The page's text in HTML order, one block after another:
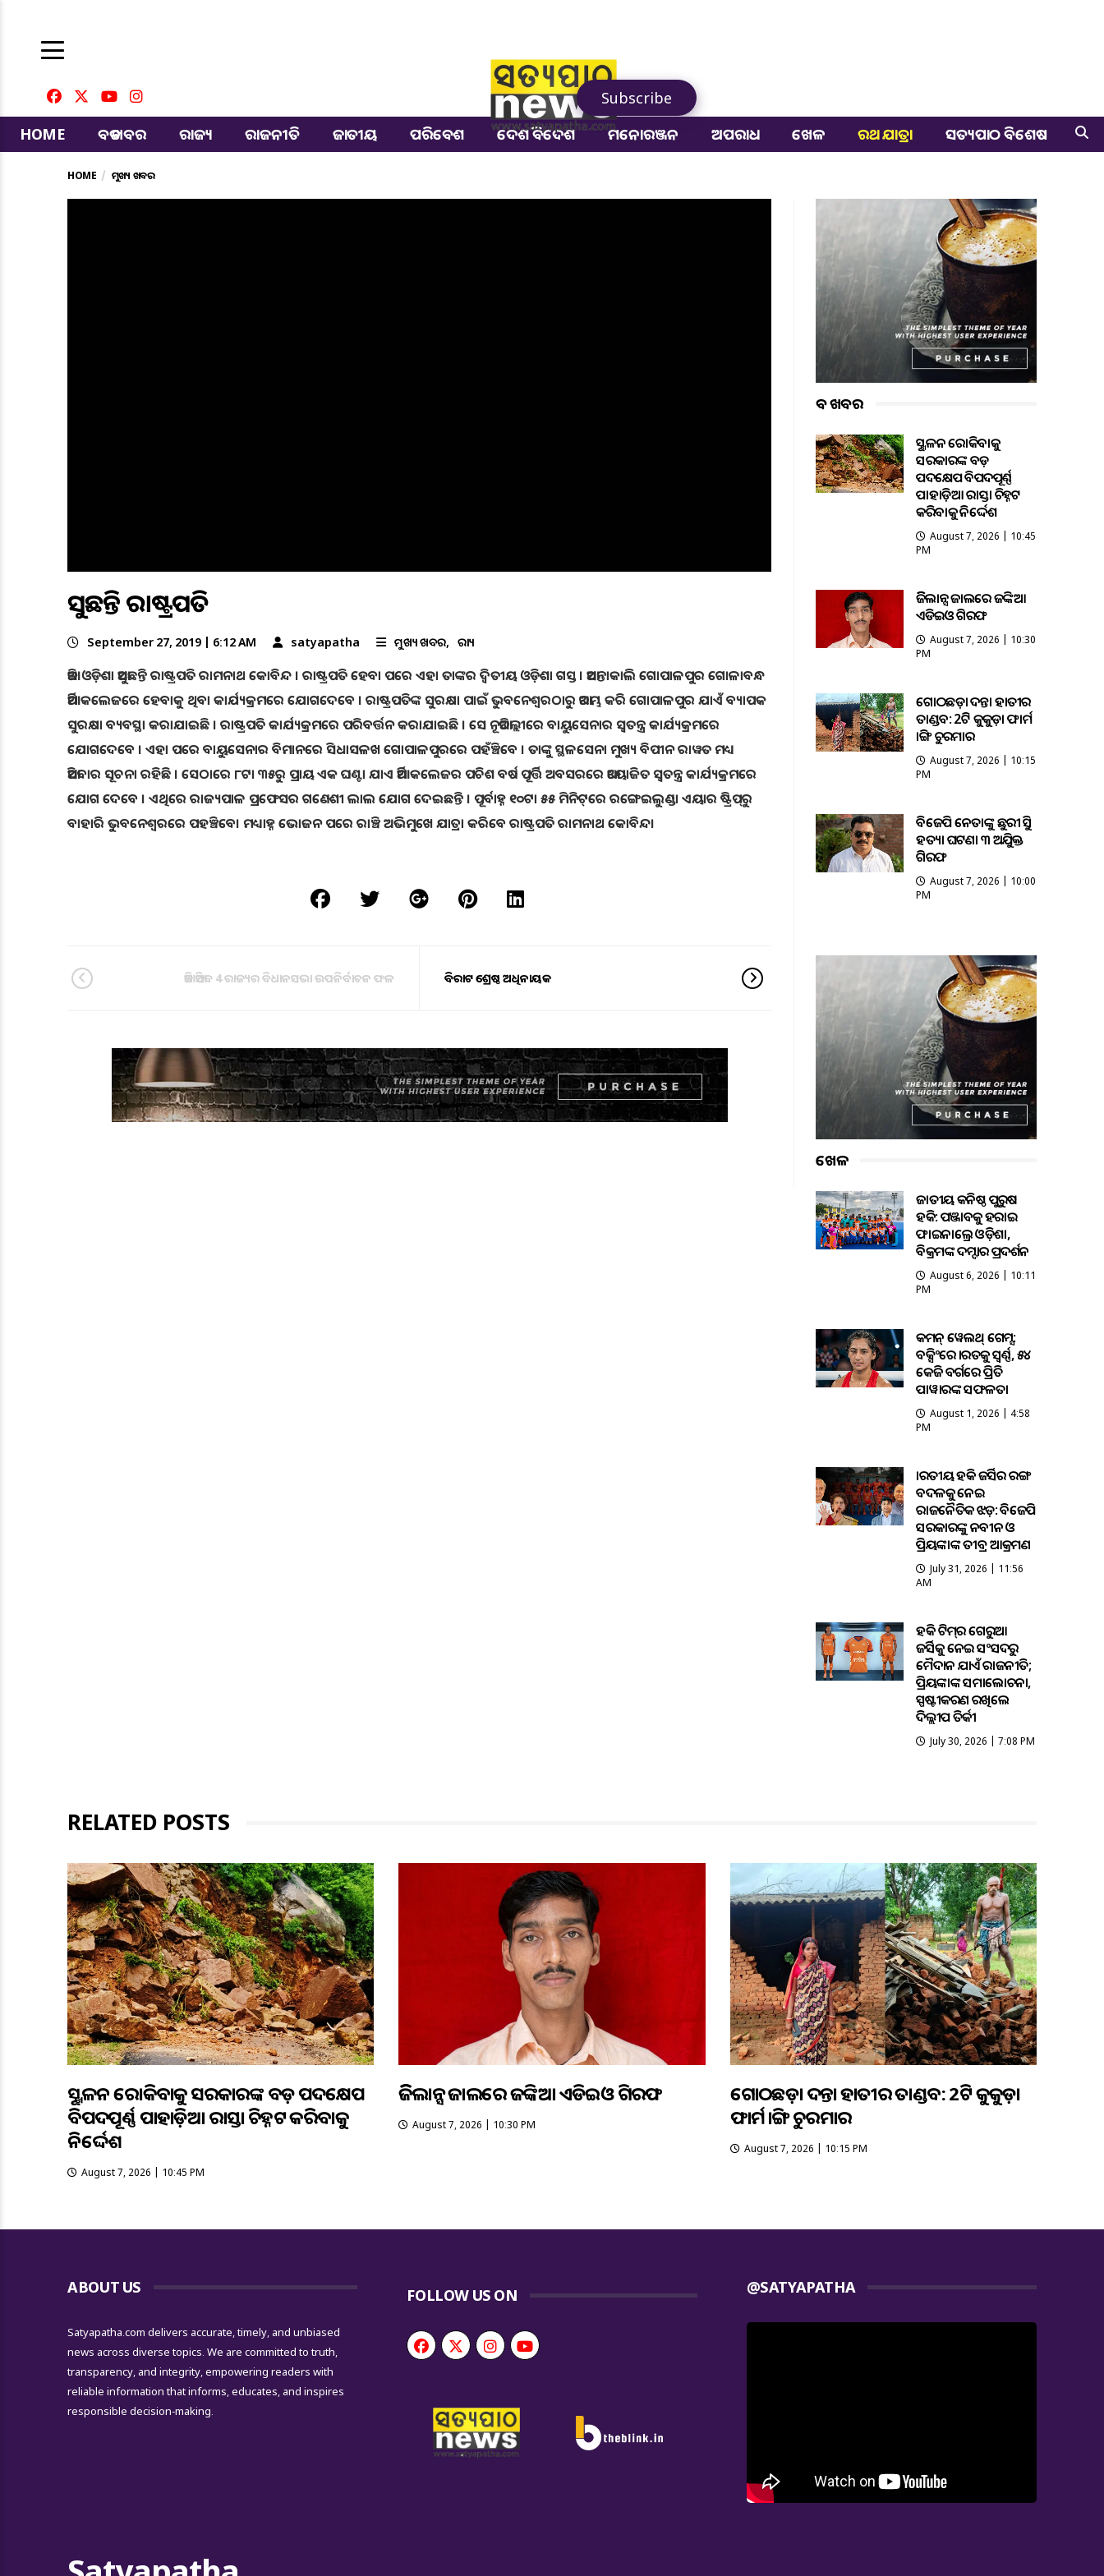
Subscribe
HOME
ବଡ ଖବର ରାଜ୍ୟ ରାଜନୀତି ଜାତୀୟ ପରିବେଶ ଦେଶ ବିଦେଶ ମନୋରଞ୍ଜନ ଅପରାଧ ଖେଳ ରଥ ଯାତ୍ରା ସତ୍ୟପାଠ ବିଶେଷ
HOME ମୁଖ୍ୟ ଖବର
ଆସୁଛନ୍ତି ରାଷ୍ଟ୍ରପତି
September 27, 2019 | 6:12 AM satyapatha ମୁଖ୍ୟ ଖବର ରାଜ୍ୟ
ଆଜି ଓଡ଼ିଶା ଆସୁଛନ୍ତି ରାଷ୍ଟ୍ରପତି ରାମନାଥ କୋବିନ୍ଦ । ରାଷ୍ଟ୍ରପତି ହେବା ପରେ ଏହା ତାଙ୍କର ଦ୍ୱିତୀୟ ଓଡ଼ିଶା ଗସ୍ତ । ଆସନ୍ତାକାଲି ଗୋପାଳପୁର ଗୋଳାବନ୍ଧ
ଆର୍ମି କଲେଜରେ ହେବାକୁ ଥିବା କାର୍ଯ୍ୟକ୍ରମରେ ଯୋଗଦେବେ । ରାଷ୍ଟ୍ରପତିଙ୍କ ସୁରକ୍ଷା ପାଇଁ ଭୁବନେଶ୍ୱରଠାରୁ ଆରମ୍ଭ କରି ଗୋପାଳପୁର ଯାଏଁ ବ୍ୟାପକ
ସୁରକ୍ଷା ବ୍ୟବସ୍ଥା କରାଯାଇଛି । ରାଷ୍ଟ୍ରପତି କାର୍ଯ୍ୟକ୍ରମରେ ପରିବର୍ତ୍ତନ କରାଯାଇଛି । ସେ ନୂଆଦିଲ୍ଲୀରେ ବାୟୁସେନାର ସ୍ୱତନ୍ତ୍ର କାର୍ଯ୍ୟକ୍ରମରେ
ଯୋଗଦେବେ । ଏହା ପରେ ବାୟୁସେନାର ବିମାନରେ ସିଧାସଳଖ ଗୋପାଳପୁରରେ ପହଁଞ୍ଚିବେ । ତାଙ୍କୁ ସ୍ଥଳସେନା ମୁଖ୍ୟ ବିପୀନ ରାୱତ ମଧ୍ୟ
ଆସିବାର ସୂଚନା ରହିଛି । ସେଠାରେ ୮ଟା ୩୫ରୁ ପ୍ରାୟ ଏକ ଘଣ୍ଟା ଯାଏ ଆର୍ମି କଲେଜର ପଚିଶ ବର୍ଷ ପୂର୍ତ୍ତି ଅବସରରେ ଆୟୋଜିତ ସ୍ୱତନ୍ତ୍ର କାର୍ଯ୍ୟକ୍ରମରେ
ଯୋଗ ଦେବେ । ଏଥିରେ ରାଜ୍ୟପାଳ ପ୍ରଫେସର ଗଣେଶୀ ଲାଲ ଯୋଗ ଦେଇଛନ୍ତି । ପୂର୍ବାହ୍ନ ୧୦ଟା ୫୫ ମିନିଟ୍‌ରେ ରଙ୍ଗେଇଲୁଣ୍ଡା ଏୟାର ଷ୍ଟ୍ରିପ୍‌ରୁ
ବାହାରି ଭୁବନେଶ୍ୱରରେ ପହଞ୍ଚିବେ। ମଧ୍ୟାହ୍ନ ଭୋଜନ ପରେ ରାଞ୍ଚି ଅଭିମୁଖେ ଯାତ୍ରା କରିବେ ରାଷ୍ଟ୍ରପତି ରାମନାଥ କୋବିନ୍ଦ।
ଆଜି ଆସିବ 4 ରାଜ୍ୟର ବିଧାନସଭା ଉପନିର୍ବାଚନ ଫଳ ବିରାଟ ଶ୍ରେଷ୍ଠ ଅଧିନାୟକ
ବଡ ଖବର
ଭୂସ୍ଖଳନ ରୋକିବାକୁ
ସରକାରଙ୍କ ବଡ଼
ପଦକ୍ଷେପ ବିପଦପୂର୍ଣ୍ଣ
ପାହାଡ଼ିଆ ରାସ୍ତା ଚିହ୍ନଟ
କରିବାକୁ ନିର୍ଦ୍ଦେଶ
August 7, 2026 | 10:45
PM
ଭିଜିଲାନ୍ସ ଜାଲରେ ଜଙ୍କିଆ
ଏଡିଇଓ ଗିରଫ
August 7, 2026 | 10:30
PM
ଗୋଠଛଡ଼ା ଦନ୍ତା ହାତୀର
ତାଣ୍ଡବ: 2ଟି କୁକୁଡ଼ା ଫାର୍ମ
ଭାଙ୍ଗି ଚୁରମାର
August 7, 2026 | 10:15
PM
ବିଜେପି ନେତାଙ୍କୁ ଛୁରୀ ଭୁସି
ହତ୍ୟା ଘଟଣା ୩ ଅଭିଯୁକ୍ତ
ଗିରଫ
August 7, 2026 | 10:00
PM
ଖେଳ
ଜାତୀୟ କନିଷ୍ଠ ପୁରୁଷ
ହକି: ପଞ୍ଜାବକୁ ହରାଇ
ଫାଇନାଲ୍ରେ ଓଡ଼ିଶା,
ବିକ୍ରମଙ୍କ ଦମ୍ଦାର ପ୍ରଦର୍ଶନ
August 6, 2026 | 10:11
PM
କମନ୍ ୱେଲଥ୍ ଗେମ୍ସ:
ବକ୍ସିଂରେ ଭାରତକୁ ସ୍ବର୍ଣ୍ଣ, ୫୪
କେଜି ବର୍ଗରେ ପ୍ରିତି
ପାୱାରଙ୍କ ସଫଳତା
August 1, 2026 | 4:58
PM
ଭାରତୀୟ ହକି ଜର୍ସିର ରଙ୍ଗ
ବଦଳକୁ ନେଇ
ରାଜନୈତିକ ଝଡ଼: ବିଜେପି
ସରକାରଙ୍କୁ ନବୀନ ଓ
ପ୍ରିୟଙ୍କାଙ୍କ ତୀବ୍ର ଆକ୍ରମଣ
July 31, 2026 | 11:56
AM
ହକି ଟିମ୍‌ର ଗେରୁଆ
ଜର୍ସିକୁ ନେଇ ସଂସଦରୁ
ମୈଦାନ ଯାଏଁ ରାଜନୀତି;
ପ୍ରିୟଙ୍କାଙ୍କ ସମାଲୋଚନା,
ସ୍ପଷ୍ଟୀକରଣ ରଖିଲେ
ଦିଲ୍ଲୀପ ତିର୍କୀ
July 30, 2026 | 7:08 PM
RELATED POSTS
ଭୂସ୍ଖଳନ ରୋକିବାକୁ ସରକାରଙ୍କ ବଡ଼ ପଦକ୍ଷେପ
ବିପଦପୂର୍ଣ୍ଣ ପାହାଡ଼ିଆ ରାସ୍ତା ଚିହ୍ନଟ କରିବାକୁ
ନିର୍ଦ୍ଦେଶ
August 7, 2026 | 10:45 PM
ଭିଜିଲାନ୍ସ ଜାଲରେ ଜଙ୍କିଆ ଏଡିଇଓ ଗିରଫ
August 7, 2026 | 10:30 PM
ଗୋଠଛଡ଼ା ଦନ୍ତା ହାତୀର ତାଣ୍ଡବ: 2ଟି କୁକୁଡ଼ା
ଫାର୍ମ ଭାଙ୍ଗି ଚୁରମାର
August 7, 2026 | 10:15 PM
ABOUT US
Satyapatha.com delivers accurate, timely, and unbiased
news across diverse topics. We are committed to truth,
transparency, and integrity, empowering readers with
reliable information that informs, educates, and inspires
responsible decision-making.
FOLLOW US ON @SATYAPATHA